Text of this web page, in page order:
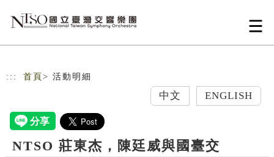
::: 首頁 > 活動明細
中文 ENGLISH
NTSO 莊東杰，陳廷威與國臺交